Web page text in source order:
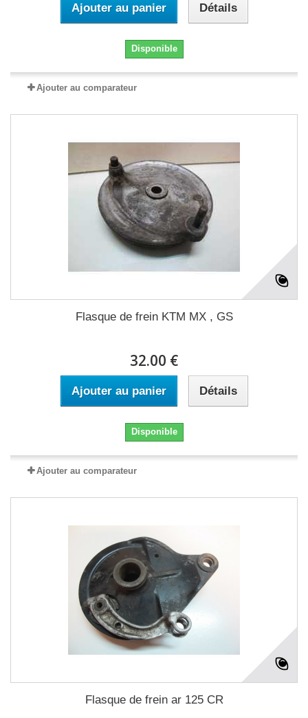
Ajouter au panier Détails
Disponible
Ajouter au comparateur
Flasque de frein KTM MX , GS
32.00 €
Ajouter au panier Détails
Disponible
Ajouter au comparateur
Flasque de frein ar 125 CR